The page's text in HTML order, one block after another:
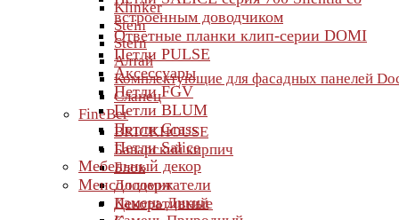
Klinker
Stein
Stern
Алтай
Комплектующие для фасадных панелей
Сланец
FineBer
BRICKHOUSE
Баварский кирпич
Блок
Доломит
Камень Дикий
встроенным доводчиком
Ответные планки клип-серии DOMI
Петли PULSE
Аксессуары
Петли FGV
Петли BLUM
Петли Grass
Петли Salice
Мебельный декор
Менсолодержатели
Декоративные